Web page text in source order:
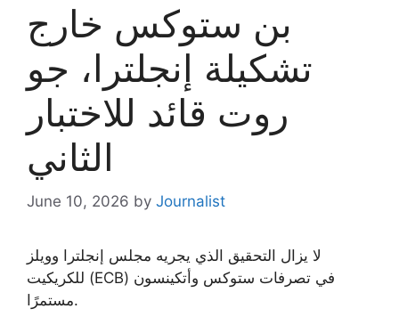
بن ستوكس خارج
تشكيلة إنجلترا، جو
روت قائد للاختبار
الثاني
June 10, 2026 by Journalist
لا يزال التحقيق الذي يجريه مجلس إنجلترا وويلز
للكريكيت (ECB) في تصرفات ستوكس وأتكينسون
مستمرًا.